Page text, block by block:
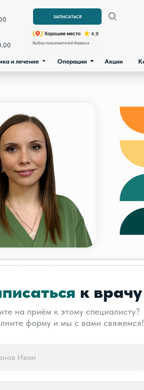
Контакты
Операции
к врачу
на приём к этому специалисту?
форму и мы с вами свяжемся!